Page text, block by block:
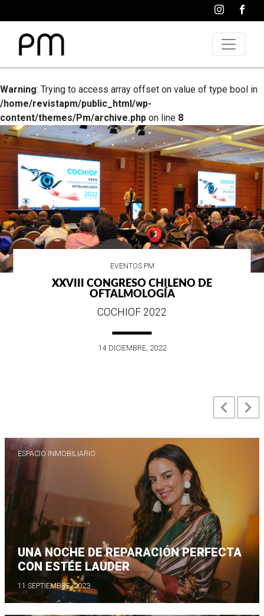
Warning: Trying to access array offset on value of type bool in
/home/revistapm/public_html/wp-
content/themes/Pm/archive.php on line 8
CHILENO DE
ESPACIO INMOBILIARIO
UNA NOCHE DE REPARACIÓN PERFECTA
CON ESTÉE LAUDER
11 SEPTIEMBRE, 2023